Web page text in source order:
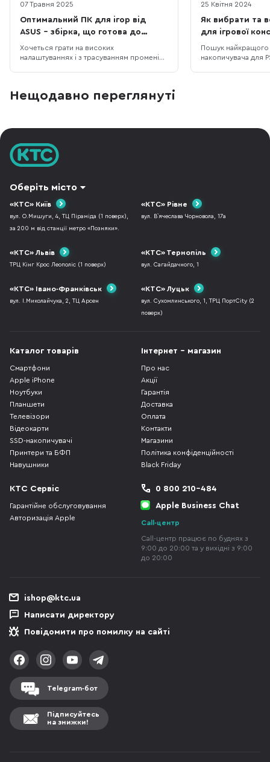
07 Травня 2025
Оптимальний ПК для ігор від
ASUS – збірка, що готова до
S.T.A.L.K.E.R. 2 і не тільки
Хочеться грати на високих
налаштуваннях і з трасуванням променів
дозволить не лише пограти з комфортом,
25 Квітня 2024
Як вибрати та
для ігрової
Пошук найкращого
накопичувача для
Нещодавно переглянуті
Оберіть місто
«КТС» Київ
вул. О.Мишуги, 4, ТЦ Піраміда (1 поверх),
за 200 м від станції метро «Позняки».
«КТС» Рівне
вул. В`ячеслава Чорновола, 17а
«КТС» Львів
ТРЦ Кінг Крос Леополіс (1 поверх)
«КТС» Тернопіль
вул. Сагайдачного, 1
«КТС» Івано-Франківськ
вул. І.Миколайчука, 2, ТЦ Арсен
«КТС» Луцьк
вул. Сухомлинського, 1, ТРЦ ПортCity (2
поверх)
Каталог товарів
Смартфони
Apple iPhone
Ноутбуки
Планшети
Телевізори
Відеокарти
SSD-накопичувачі
Принтери та БФП
Навушники
Інтернет - магазин
Про нас
Акції
Гарантія
Доставка
Оплата
Контакти
Магазини
Політика конфіденційності
Black Friday
КТС Сервіс
Гарантійне обслуговування
Авторизація Apple
0 800 210-484
Apple Business Chat
Call-центр
Call-центр працює по буднях з
9:00 до 20:00 та у вихідні з 9:00
до 20:00
ishop@ktc.ua
Написати директору
Повідомити про помилку на сайті
Telegram-бот
Підписуйтесь
на знижки!